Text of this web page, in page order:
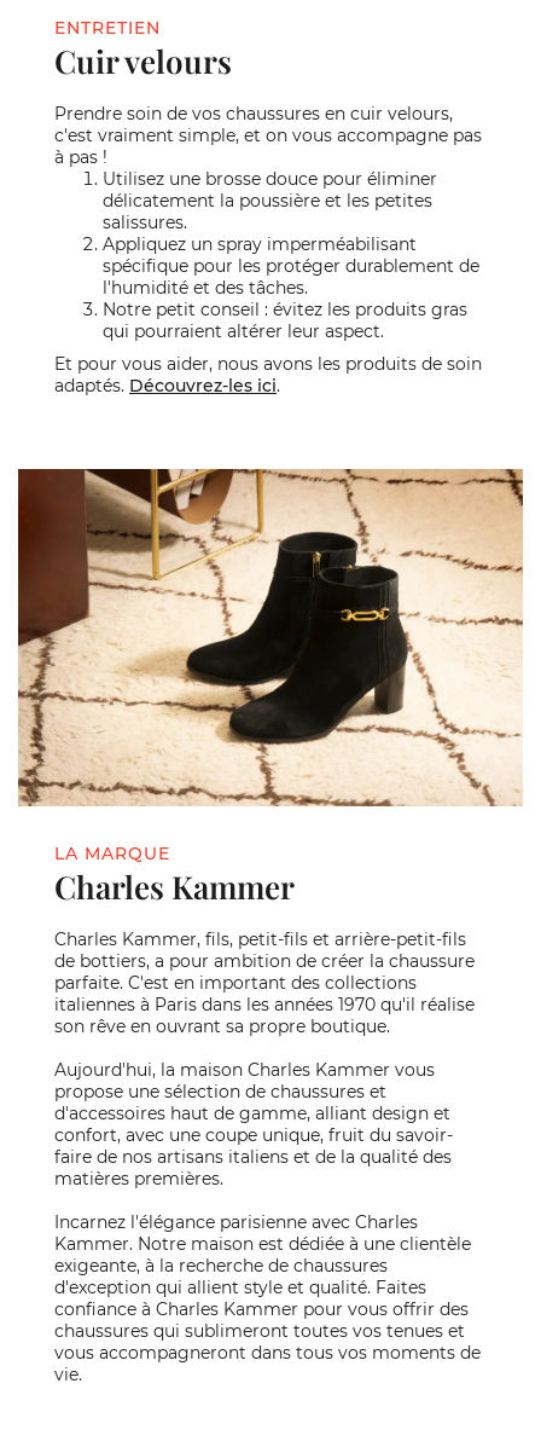
ENTRETIEN
Cuir velours
Prendre soin de vos chaussures en cuir velours,
c'est vraiment simple, et on vous accompagne pas
à pas !
Utilisez une brosse douce pour éliminer
délicatement la poussière et les petites
salissures.
Appliquez un spray imperméabilisant
spécifique pour les protéger durablement de
l'humidité et des tâches.
Notre petit conseil : évitez les produits gras
qui pourraient altérer leur aspect.
Et pour vous aider, nous avons les produits de soin
adaptés. Découvrez-les ici.
LA MARQUE
Charles Kammer
Charles Kammer, fils, petit-fils et arrière-petit-fils
de bottiers, a pour ambition de créer la chaussure
parfaite. C'est en important des collections
italiennes à Paris dans les années 1970 qu'il réalise
son rêve en ouvrant sa propre boutique.
Aujourd'hui, la maison Charles Kammer vous
propose une sélection de chaussures et
d'accessoires haut de gamme, alliant design et
confort, avec une coupe unique, fruit du savoir-
faire de nos artisans italiens et de la qualité des
matières premières.
Incarnez l'élégance parisienne avec Charles
Kammer. Notre maison est dédiée à une clientèle
exigeante, à la recherche de chaussures
d'exception qui allient style et qualité. Faites
confiance à Charles Kammer pour vous offrir des
chaussures qui sublimeront toutes vos tenues et
vous accompagneront dans tous vos moments de
vie.